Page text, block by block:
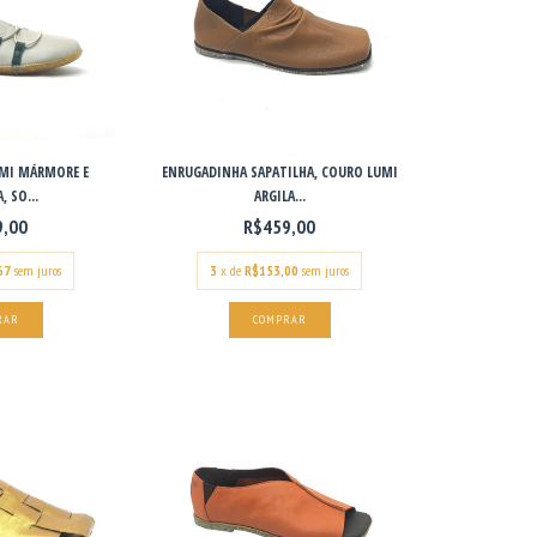
MÁRMORE E
SO...
sem juros
ENRUGADINHA SAPATILHA, COURO LUMI
ARGILA...
R$459,00
3 x deR$153,00 sem juros
COMPRAR